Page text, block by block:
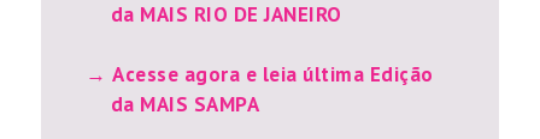
da MAIS RIO DE JANEIRO
Acesse agora e leia última Edição
da MAIS SAMPA